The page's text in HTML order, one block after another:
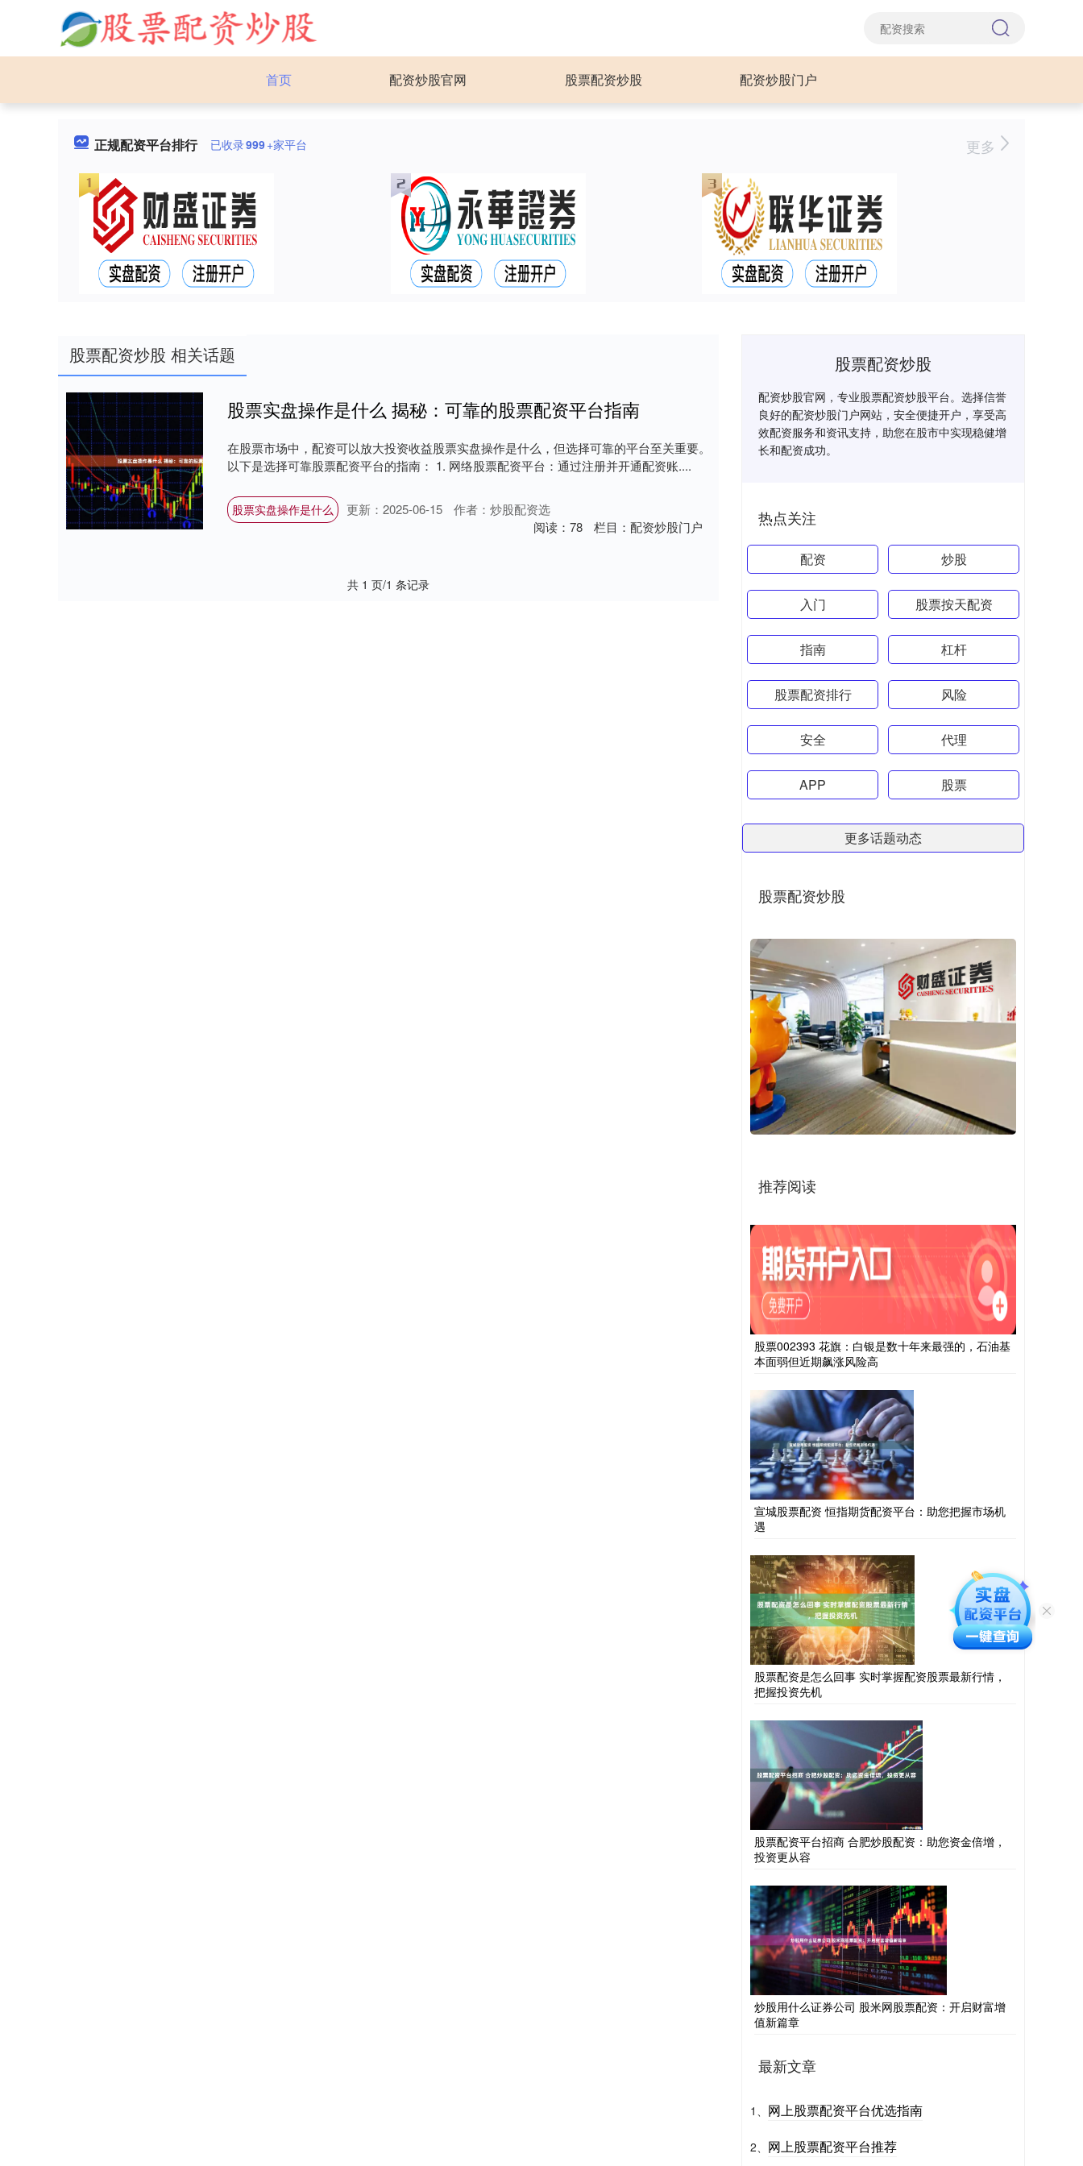
首页 配资炒股官网 股票配资炒股 配资炒股门户
正规配资平台排行 已收录999+家平台 更多
股票配资炒股 相关话题
股票实盘操作是什么 揭秘：可靠的股票配资平台指南
在股票市场中，配资可以放大投资收益股票实盘操作是什么，但选择可靠的平台至关重要。
以下是选择可靠股票配资平台的指南： 1. 网络股票配资平台：通过注册并开通配资账....
股票实盘操作是什么 更新：2025-06-15
作者：炒股配资选
阅读： 78 栏目： 配资炒股门户
共 1 页/1 条记录
股票配资炒股
配资炒股官网，专业股票配资炒股平台。选择信誉
良好的配资炒股门户网站，安全便捷开户，享受高
效配资服务和资讯支持，助您在股市中实现稳健增
长和配资成功。
热点关注
配资 炒股
入门 股票按天配资
指南 杠杆
股票配资排行 风险
安全 代理
APP 股票
更多话题动态
股票配资炒股
推荐阅读
股票002393 花旗：白银是数十年来最强的，石油基
本面弱但近期飙涨风险高
宣城股票配资 恒指期货配资平台：助您把握市场机
遇
股票配资是怎么回事 实时掌握配资股票最新行情，
把握投资先机
股票配资平台招商 合肥炒股配资：助您资金倍增，
投资更从容
炒股用什么证券公司 股米网股票配资：开启财富增
值新篇章
最新文章
1、 网上股票配资平台优选指南
2、 网上股票配资平台推荐